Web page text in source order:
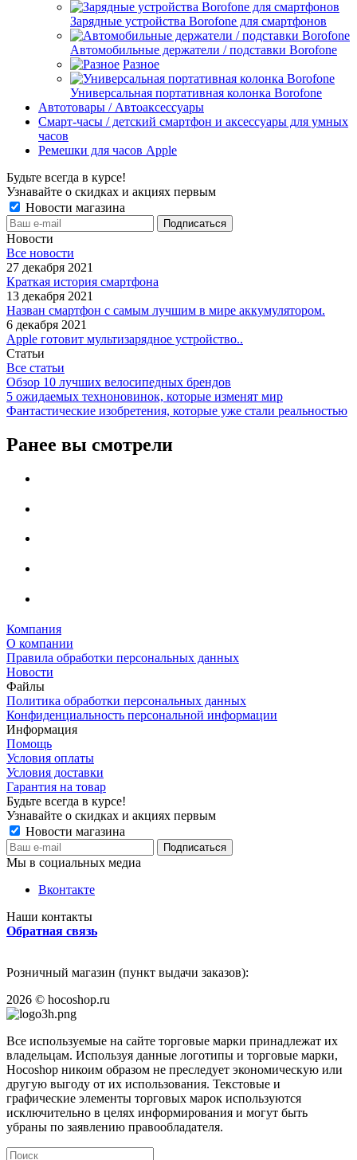
Зарядные устройства Borofone для смартфонов
Автомобильные держатели / подставки Borofone
Разное
Универсальная портативная колонка Borofone
Автотовары / Автоаксессуары
Смарт-часы / детский смартфон и аксессуары для умных
часов
Ремешки для часов Apple
Будьте всегда в курсе!
Узнавайте о скидках и акциях первым
Новости магазина
Новости
Все новости
27 декабря 2021
Краткая история смартфона
13 декабря 2021
Назван смартфон с самым лучшим в мире аккумулятором.
6 декабря 2021
Apple готовит мультизарядное устройство..
Статьи
Все статьи
Обзор 10 лучших велосипедных брендов
5 ожидаемых техноновинок, которые изменят мир
Фантастические изобретения, которые уже стали реальностью
Ранее вы смотрели
Компания
О компании
Правила обработки персональных данных
Новости
Файлы
Политика обработки персональных данных
Конфиденциальность персональной информации
Информация
Помощь
Условия оплаты
Условия доставки
Гарантия на товар
Будьте всегда в курсе!
Узнавайте о скидках и акциях первым
Новости магазина
Мы в социальных медиа
Вконтакте
Наши контакты
Обратная связь
Розничный магазин (пункт выдачи заказов):
2026 © hocoshop.ru
Все используемые на сайте торговые марки принадлежат их
владельцам. Используя данные логотипы и торговые марки,
Hocoshop никоим образом не преследует экономическую или
другую выгоду от их использования. Текстовые и
графические элементы торговых марок используются
исключительно в целях информирования и могут быть
убраны по заявлению правообладателя.